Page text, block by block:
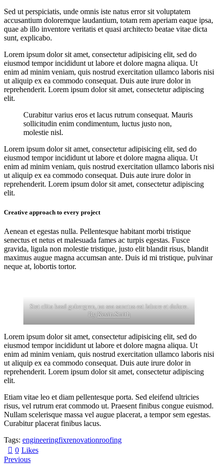
Sed ut perspiciatis, unde omnis iste natus error sit voluptatem
accusantium doloremque laudantium, totam rem aperiam eaque ipsa,
quae ab illo inventore veritatis et quasi architecto beatae vitae dicta
sunt, explicabo.
Lorem ipsum dolor sit amet, consectetur adipisicing elit, sed do
eiusmod tempor incididunt ut labore et dolore magna aliqua. Ut
enim ad minim veniam, quis nostrud exercitation ullamco laboris nisi
ut aliquip ex ea commodo consequat. Duis aute irure dolor in
reprehenderit. Lorem ipsum dolor sit amet, consectetur adipiscing
elit.
Curabitur varius eros et lacus rutrum consequat. Mauris
sollicitudin enim condimentum, luctus justo non,
molestie nisl.
Lorem ipsum dolor sit amet, consectetur adipisicing elit, sed do
eiusmod tempor incididunt ut labore et dolore magna aliqua. Ut
enim ad minim veniam, quis nostrud exercitation ullamco laboris nisi
ut aliquip ex ea commodo consequat. Duis aute irure dolor in
reprehenderit. Lorem ipsum dolor sit amet, consectetur adipiscing
elit.
Creative approach to every project
Aenean et egestas nulla. Pellentesque habitant morbi tristique
senectus et netus et malesuada fames ac turpis egestas. Fusce
gravida, ligula non molestie tristique, justo elit blandit risus, blandit
maximus augue magna accumsan ante. Duis id mi tristique, pulvinar
neque at, lobortis tortor.
Stet clita kasd gubergren, no sea sanctus est labore et dolore.
By Kevin Smith
Lorem ipsum dolor sit amet, consectetur adipisicing elit, sed do
eiusmod tempor incididunt ut labore et dolore magna aliqua. Ut
enim ad minim veniam, quis nostrud exercitation ullamco laboris nisi
ut aliquip ex ea commodo consequat. Duis aute irure dolor in
reprehenderit. Lorem ipsum dolor sit amet, consectetur adipiscing
elit.
Etiam vitae leo et diam pellentesque porta. Sed eleifend ultricies
risus, vel rutrum erat commodo ut. Praesent finibus congue euismod.
Nullam scelerisque massa vel augue placerat, a tempor sem egestas.
Curabitur placerat finibus lacus.
Tags: engineeringfixrenovationroofing
0 Likes
Previous